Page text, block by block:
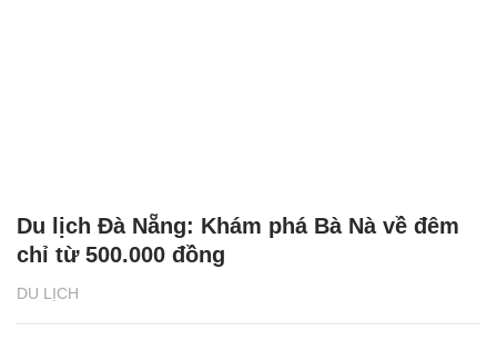
DU LỊCH
Du lịch Đà Nẵng: Khám phá Bà Nà về đêm
chỉ từ 500.000 đồng